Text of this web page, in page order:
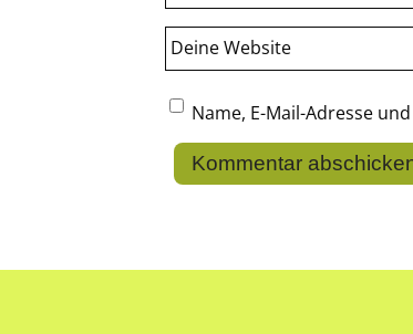
Deine Website
Name, E-Mail-Adresse